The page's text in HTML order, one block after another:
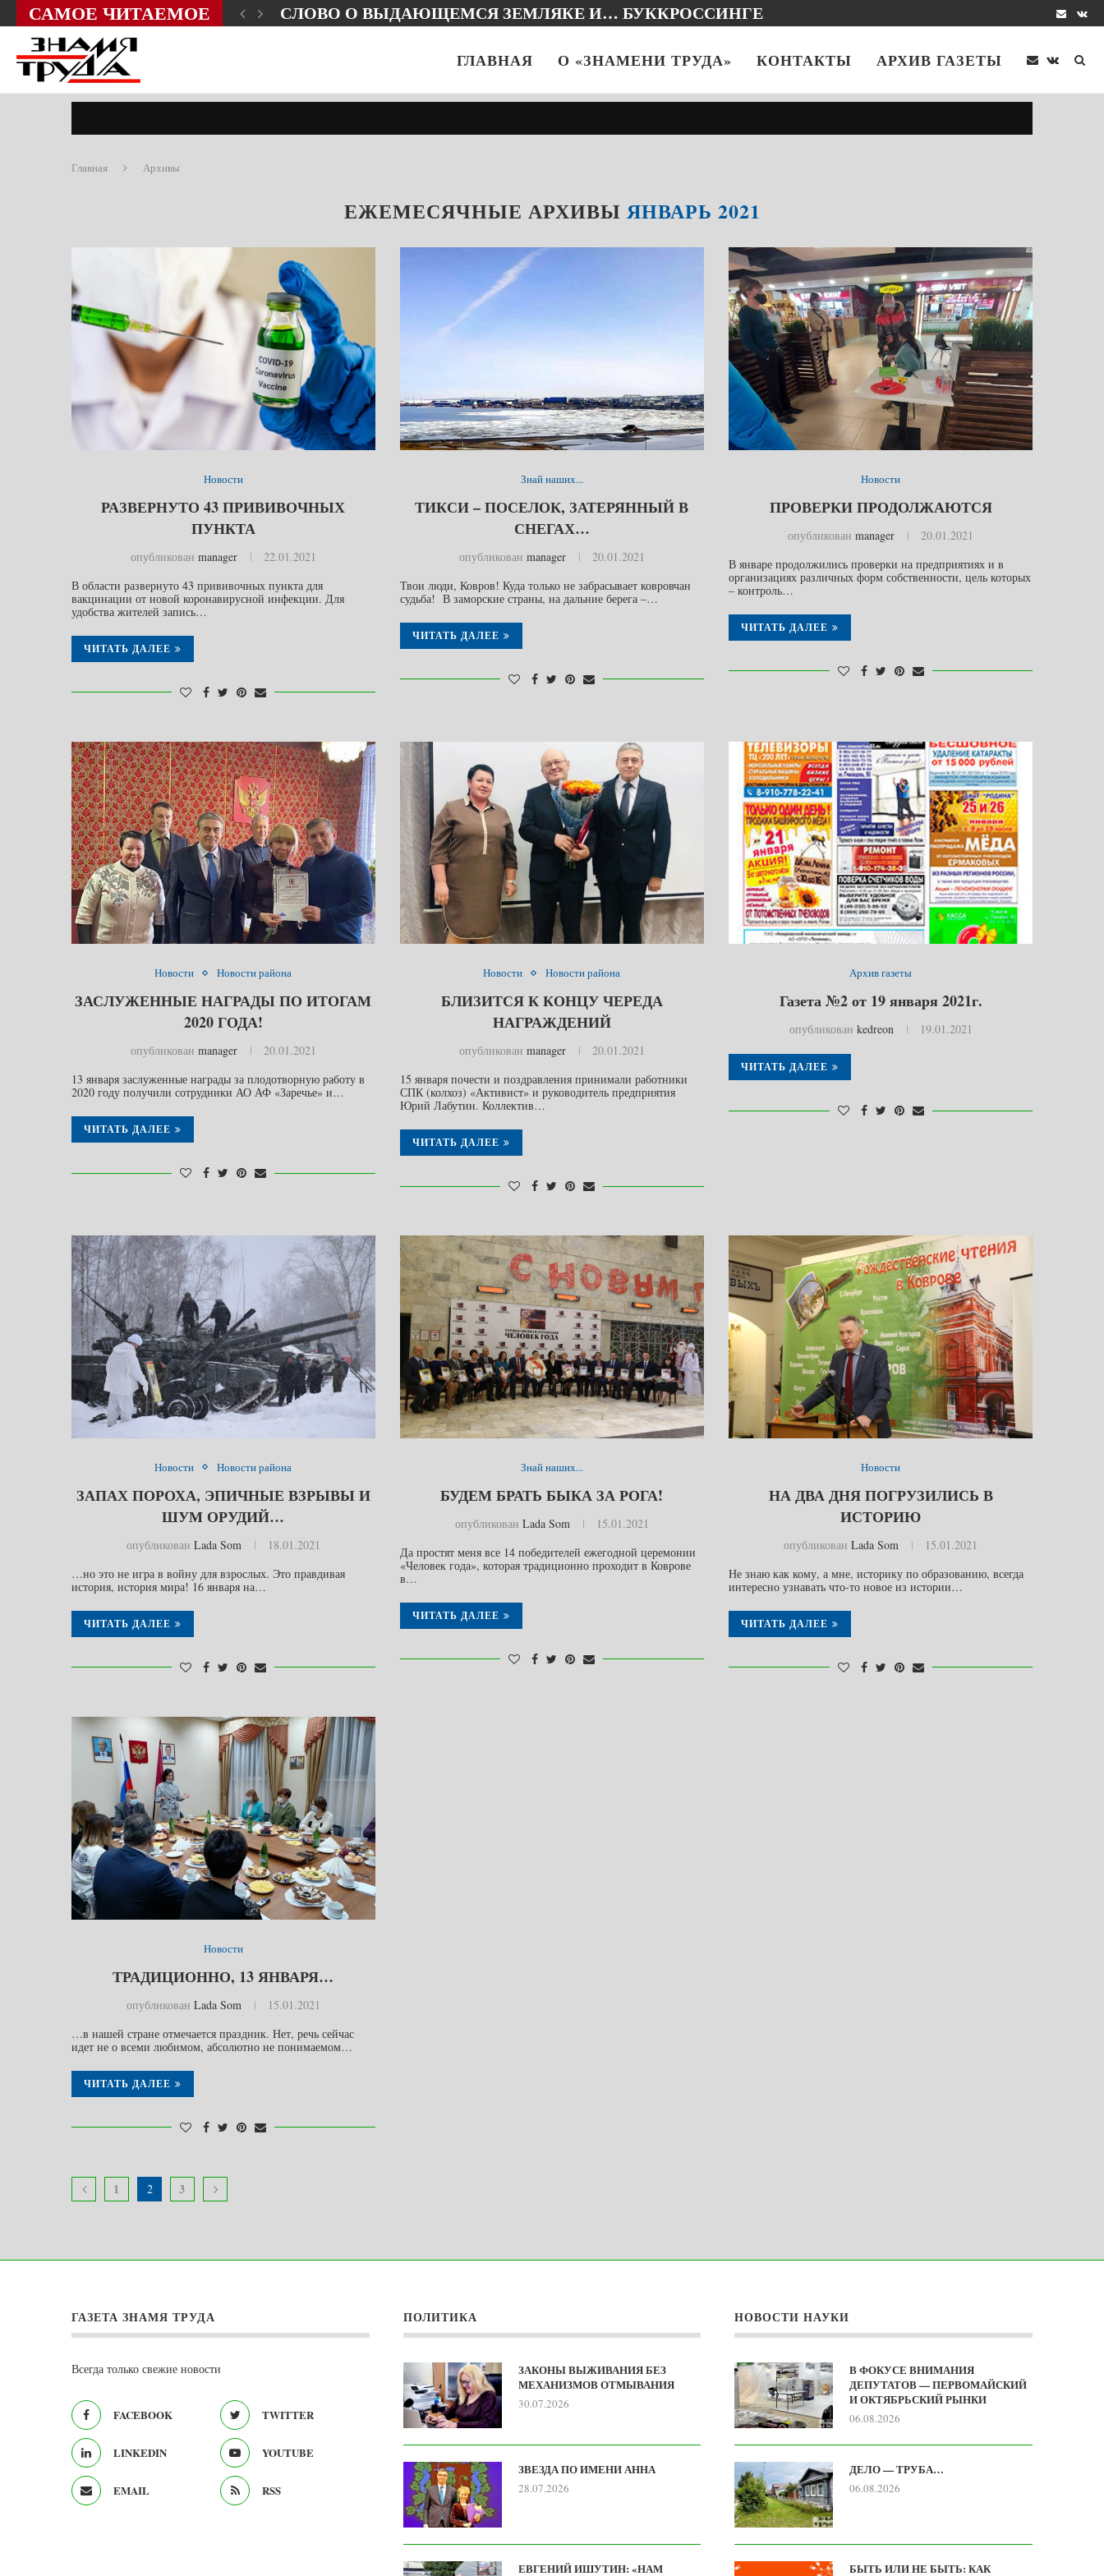
САМОЕ ЧИТАЕМОЕ СЛОВО О ВЫДАЮЩЕМСЯ ЗЕМЛЯКЕ И… БУККРОССИНГЕ
ГЛАВНАЯ О «ЗНАМЕНИ ТРУДА» КОНТАКТЫ АРХИВ ГАЗЕТЫ
Главная Архивы
ЕЖЕМЕСЯЧНЫЕ АРХИВЫ ЯНВАРЬ 2021
Новости
РАЗВЕРНУТО 43 ПРИВИВОЧНЫХ
ПУНКТА
опубликован manager
22.01.2021
В области развернуто 43 прививочных пункта для
вакцинации от новой коронавирусной инфекции. Для
удобства жителей запись…
ЧИТАТЬ ДАЛЕЕ
Знай наших...
ТИКСИ – ПОСЕЛОК, ЗАТЕРЯННЫЙ В
СНЕГАХ…
опубликован manager
20.01.2021
Твои люди, Ковров! Куда только не забрасывает ковровчан
судьба! В заморские страны, на дальние берега –…
ЧИТАТЬ ДАЛЕЕ
Новости
ПРОВЕРКИ ПРОДОЛЖАЮТСЯ
опубликован manager
20.01.2021
В январе продолжились проверки на предприятиях и в
организациях различных форм собственности, цель которых
– контроль…
ЧИТАТЬ ДАЛЕЕ
Новости Новости района
ЗАСЛУЖЕННЫЕ НАГРАДЫ ПО ИТОГАМ
2020 ГОДА!
опубликован manager
20.01.2021
13 января заслуженные награды за плодотворную работу в
2020 году получили сотрудники АО АФ «Заречье» и…
ЧИТАТЬ ДАЛЕЕ
Новости Новости района
БЛИЗИТСЯ К КОНЦУ ЧЕРЕДА
НАГРАЖДЕНИЙ
опубликован manager
20.01.2021
15 января почести и поздравления принимали работники
СПК (колхоз) «Активист» и руководитель предприятия
Юрий Лабутин. Коллектив…
ЧИТАТЬ ДАЛЕЕ
Архив газеты
Газета №2 от 19 января 2021г.
опубликован kedreon 19.01.2021
ЧИТАТЬ ДАЛЕЕ
Новости Новости района
ЗАПАХ ПОРОХА, ЭПИЧНЫЕ ВЗРЫВЫ И
ШУМ ОРУДИЙ…
опубликован Lada Som
18.01.2021
…но это не игра в войну для взрослых. Это правдивая
история, история мира! 16 января на…
ЧИТАТЬ ДАЛЕЕ
Знай наших...
БУДЕМ БРАТЬ БЫКА ЗА РОГА!
опубликован Lada Som
15.01.2021
Да простят меня все 14 победителей ежегодной церемонии
«Человек года», которая традиционно проходит в Коврове
в…
ЧИТАТЬ ДАЛЕЕ
Новости
НА ДВА ДНЯ ПОГРУЗИЛИСЬ В
ИСТОРИЮ
опубликован Lada Som
15.01.2021
Не знаю как кому, а мне, историку по образованию, всегда
интересно узнавать что-то новое из истории…
ЧИТАТЬ ДАЛЕЕ
Новости
ТРАДИЦИОННО, 13 ЯНВАРЯ…
опубликован Lada Som
15.01.2021
…в нашей стране отмечается праздник. Нет, речь сейчас
идет не о всеми любимом, абсолютно не понимаемом…
ЧИТАТЬ ДАЛЕЕ
1 2 3
ГАЗЕТА ЗНАМЯ ТРУДА
Всегда только свежие новости
FACEBOOK TWITTER
LINKEDIN YOUTUBE
EMAIL RSS
ПОЛИТИКА
ЗАКОНЫ ВЫЖИВАНИЯ БЕЗ
МЕХАНИЗМОВ ОТМЫВАНИЯ
30.07.2026
ЗВЕЗДА ПО ИМЕНИ АННА
28.07.2026
ЕВГЕНИЙ ИШУТИН: «НАМ
НОВОСТИ НАУКИ
В ФОКУСЕ ВНИМАНИЯ
ДЕПУТАТОВ — ПЕРВОМАЙСКИЙ
И ОКТЯБРЬСКИЙ РЫНКИ
06.08.2026
ДЕЛО — ТРУБА…
06.08.2026
БЫТЬ ИЛИ НЕ БЫТЬ: КАК